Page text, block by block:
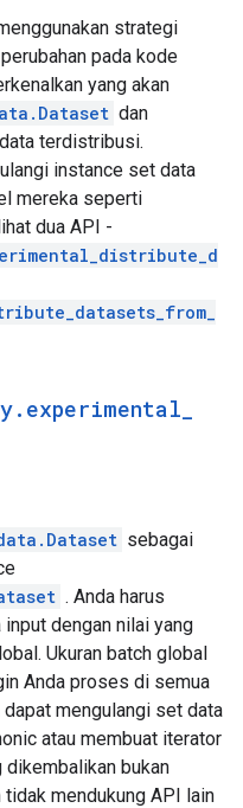
strategi
pada kode
yang akan
dan
terdistribusi.
instance set data
mereka seperti
dua API -
. experimental
sebagai
. Anda harus
dengan nilai yang
Ukuran batch global
Anda proses di semua
mengulangi set data
atau membuat iterator
dikembalikan bukan
tidak mendukung API lain